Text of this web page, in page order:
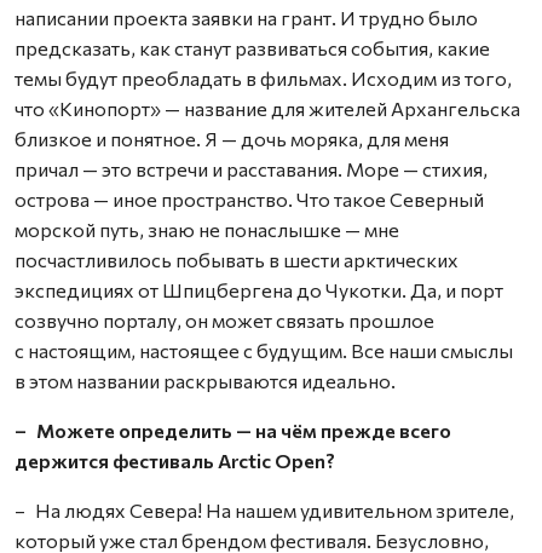
написании проекта заявки на грант. И трудно было
предсказать, как станут развиваться события, какие
темы будут преобладать в фильмах. Исходим из того,
что «Кинопорт» — название для жителей Архангельска
близкое и понятное. Я — дочь моряка, для меня
причал — это встречи и расставания. Море — стихия,
острова — иное пространство. Что такое Северный
морской путь, знаю не понаслышке — мне
посчастливилось побывать в шести арктических
экспедициях от Шпицбергена до Чукотки. Да, и порт
созвучно порталу, он может связать прошлое
с настоящим, настоящее с будущим. Все наши смыслы
в этом названии раскрываются идеально.
– Можете определить — на чём прежде всего
держится фестиваль Arctic Open?
– На людях Севера! На нашем удивительном зрителе,
который уже стал брендом фестиваля. Безусловно,